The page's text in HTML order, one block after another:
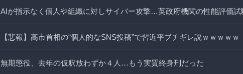
AIが指示なく個人や組織に対しサイバー攻撃…英政府機関の性能評価試
【悲報】高市首相の“個人的なSNS投稿”で習近平ブチギレ説ｗｗｗｗｗ
無期懲役、去年の仮釈放わずか４人…もう実質終身刑だった